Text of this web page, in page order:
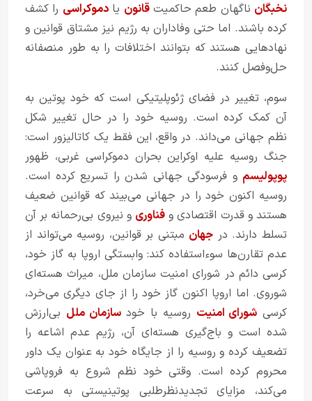
نخبگان ناگهان طعم حاکمیتقانون یادموکراسی را کشف
کرده باشند. اما حتی وفاداران به رژیم نیز مشتاق قوانین و
نهادهایی هستند که بتوانند اختلافات را به طور منصفانه
حل‌وفصل کنند.
سوم، تغییر در فضای ژئوپلیتیکی است که خود پوتین به
آن کمک کرده است. روسیه خود را در حال تغییر شکل
نظم جهانی می‌داند. در واقع، این فقط یک کاتالیزور است:
جنگ روسیه علیه اوکراین بحران دموکراسی غربی، ظهور
پوپولیسم و ​​فرسودگی جهانی شدن را تسریع کرده است.
روسیه اکنون خود را در جهانی می‌بیند که قوانین ضعیف
هستند و قدرت اقتصادی و فناوری و نیروی بی‌رحمانه بر آن
تسلط دارند. در جهان مبتنی بر قوانین، روسیه می‌تواند از
عدم تقارن‌ها سوءاستفاده کند: وابستگی اروپا به گاز خود،
کرسی دائم در شورای امنیت سازمان ملل، میراث هسته‌ای
شوروی. اما اروپا اکنون گاز خود را از جای دیگری می‌خرد،
کرسی شورای امنیت روسیه با خودسازمان ملل بی‌ارزش
شده است و باج‌گیری هسته‌ای آن، رژیم عدم اشاعه را
تضعیف کرده و روسیه را از جایگاه خود به عنوان یک داور
محروم کرده است. وقتی خود نظم شروع به فروپاشی
می‌کند، مزایای تجدیدنظرطلبی پوتینیستی به سرعت